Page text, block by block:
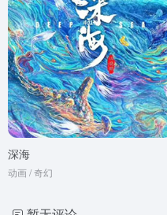
深海
动画 / 奇幻